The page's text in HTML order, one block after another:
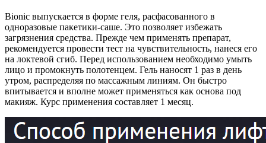
Bionic выпускается в форме геля, расфасованного в
одноразовые пакетики-саше. Это позволяет избежать
загрязнения средства. Прежде чем применять препарат,
рекомендуется провести тест на чувствительность, нанеся его
на локтевой сгиб. Перед использованием необходимо умыть
лицо и промокнуть полотенцем. Гель наносят 1 раз в день
утром, распределяя по массажным линиям. Он быстро
впитывается и вполне может применяться как основа под
макияж. Курс применения составляет 1 месяц.